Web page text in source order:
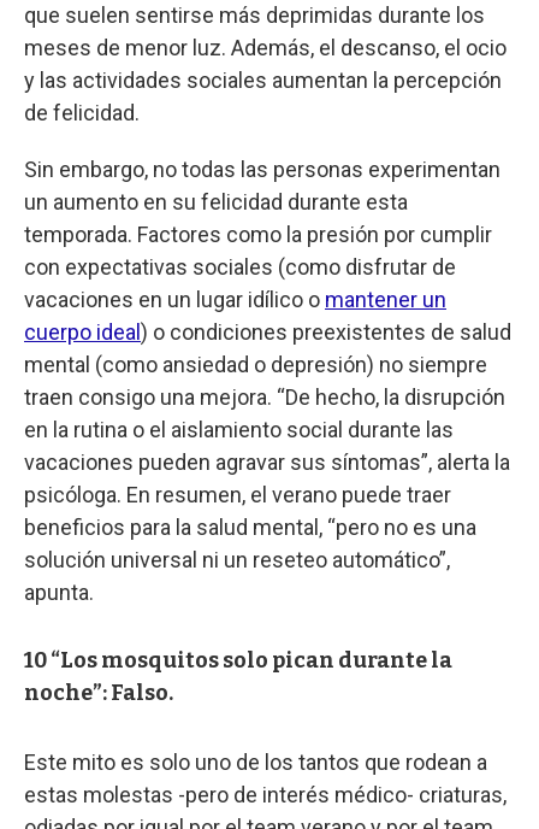
que suelen sentirse más deprimidas durante los
meses de menor luz. Además, el descanso, el ocio
y las actividades sociales aumentan la percepción
de felicidad.
Sin embargo, no todas las personas experimentan
un aumento en su felicidad durante esta
temporada. Factores como la presión por cumplir
con expectativas sociales (como disfrutar de
vacaciones en un lugar idílico o mantener un
cuerpo ideal) o condiciones preexistentes de salud
mental (como ansiedad o depresión) no siempre
traen consigo una mejora. “De hecho, la disrupción
en la rutina o el aislamiento social durante las
vacaciones pueden agravar sus síntomas”, alerta la
psicóloga. En resumen, el verano puede traer
beneficios para la salud mental, “pero no es una
solución universal ni un reseteo automático”,
apunta.
10 “Los mosquitos solo pican durante la
noche”: Falso.
Este mito es solo uno de los tantos que rodean a
estas molestas -pero de interés médico- criaturas,